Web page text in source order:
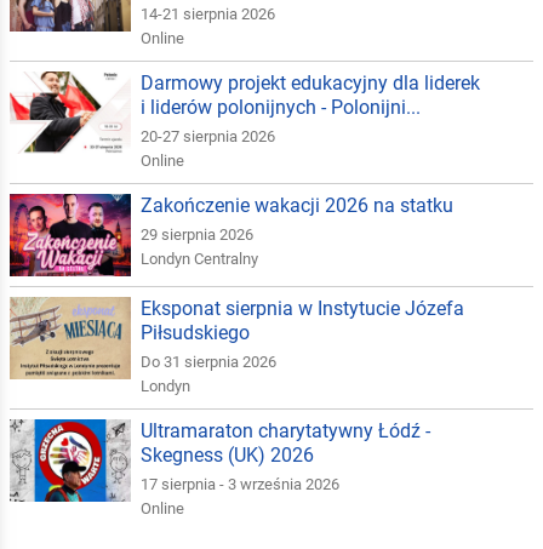
14-21 sierpnia 2026
Online
Darmowy projekt edukacyjny dla liderek
i liderów polonijnych - Polonijni...
20-27 sierpnia 2026
Online
Zakończenie wakacji 2026 na statku
29 sierpnia 2026
Londyn Centralny
Eksponat sierpnia w Instytucie Józefa
Piłsudskiego
Do 31 sierpnia 2026
Londyn
Ultramaraton charytatywny Łódź -
Skegness (UK) 2026
17 sierpnia - 3 września 2026
Online